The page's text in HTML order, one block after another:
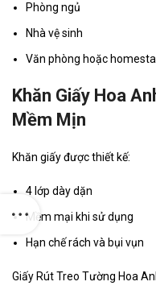
Phòng ngủ
Nhà vệ sinh
Văn phòng hoặc
Khăn Giấy Hoa
Mềm Mịn
Khăn giấy được thiết kế:
4 lớp dày dặn
Mềm mại khi sử dụng
Hạn chế rách và bụi vụn
Giấy Rút Treo Tường Hoa